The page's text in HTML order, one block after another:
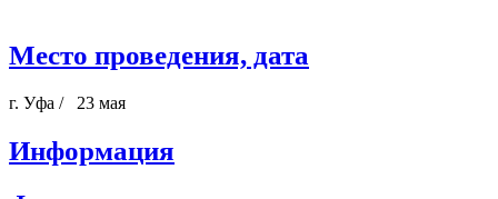
Место проведения, дата
г. Уфа / 23 мая
Информация